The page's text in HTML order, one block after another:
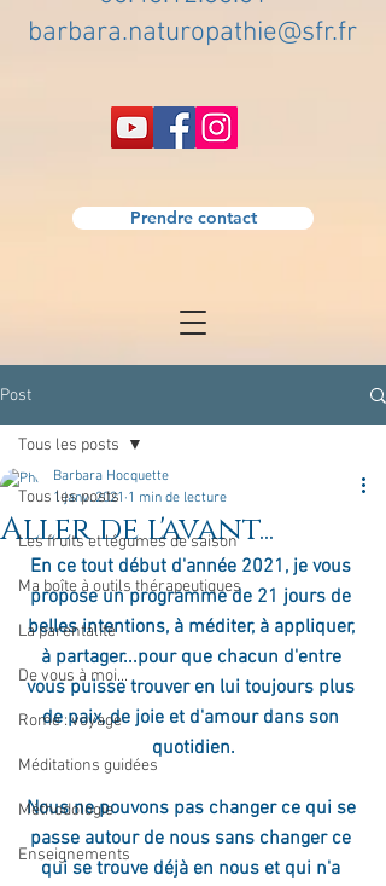
barbara.naturopathie@sfr.fr
Prendre contact
Post
Tous les posts
Les fruits et légumes de saison
Ma boîte à outils thérapeutiques
La parentalité
De vous à moi...
Rome : voyage
Méditations guidées
Méthodologie
Enseignements
Tous les posts
Aller de l'avant...
Barbara Hocquette
1 janv. 2021 1 min de lecture
En ce tout début d'année 2021, je vous
propose un programme de 21 jours de
belles intentions, à méditer, à appliquer,
à partager...pour que chacun d'entre
vous puisse trouver en lui toujours plus
de paix, de joie et d'amour dans son
quotidien.
Nous ne pouvons pas changer ce qui se
passe autour de nous sans changer ce
qui se trouve déjà en nous et qui n'a